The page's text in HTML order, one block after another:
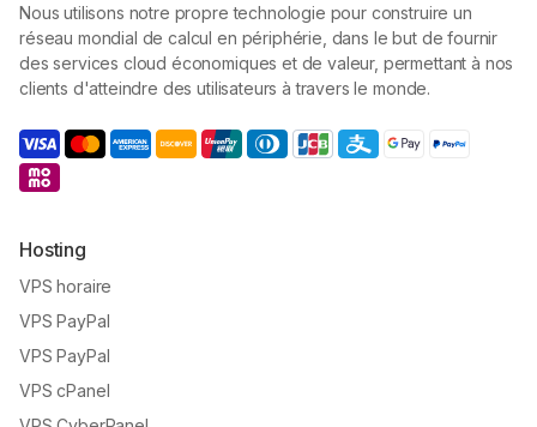
Nous utilisons notre propre technologie pour construire un
réseau mondial de calcul en périphérie, dans le but de fournir
des services cloud économiques et de valeur, permettant à nos
clients d'atteindre des utilisateurs à travers le monde.
Hosting
VPS horaire
VPS PayPal
VPS PayPal
VPS cPanel